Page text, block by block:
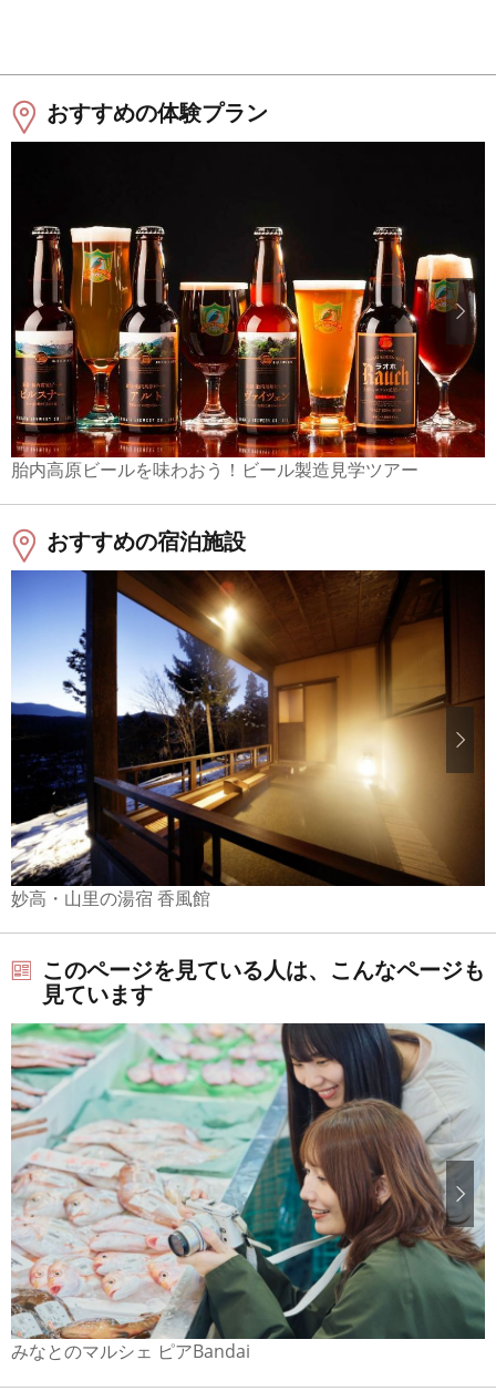
おすすめの体験プラン
胎内高原ビールを味わおう！ビール製造見学ツアー
おすすめの宿泊施設
妙高・山里の湯宿 香風館
このページを見ている人は、こんなページも
見ています
みなとのマルシェ ピアBandai